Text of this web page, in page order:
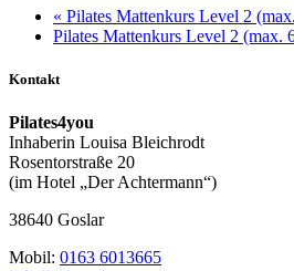
« Pilates Mattenkurs Level 2
Pilates Mattenkurs Level 2 (max.
Kontakt
Pilates4you
Inhaberin Louisa Bleichrodt
Rosentorstraße 20
(im Hotel „Der Achtermann“)
38640 Goslar
Mobil: 0163 6013665